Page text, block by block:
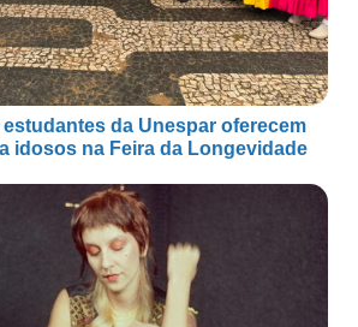
da Unespar oferecem
idosos na Feira da Longevidade